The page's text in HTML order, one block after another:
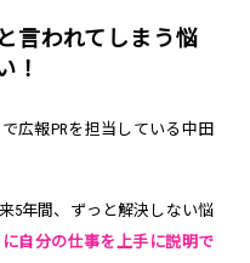
言われてしまう悩
！
広報PRを担当している中田
5年間、ずっと解決しない悩
自分の仕事を上手に説明で